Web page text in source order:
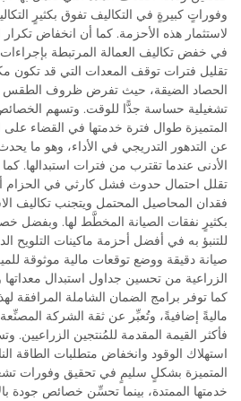
وفوراتٍ كبيرةٍ في التكاليف تفوق بكثيرٍ
لاستثمار هذه الأحزمة. كما أن انخفاض
في خفض تكاليف العمالة المرتبطة
تقليل فترات توقف المعدات التي قد تكون
الحصاد الضيقة، حيث تفرض ظروف الطقس
تشغيلية حساسة جدًّا للوقت. وتسهم الخصائص
المتميزة طوال فترة خدمتها في القضاء على
عن التدهور التدريجي في الأداء، وهو ما
الأدنى عندما تقترب من فترات استبدالها.
تقلل احتمال حدوث فشل كارثي في الحزام
فقدان المحاصيل المحتمل ويتجنب تكاليف
بكثيرٍ نفقات الصيانة المخطَّط لها. وبفضل
للتنبؤ به في أفضل أحزمة ماكينات التلويح
صيانة دقيقة ووضع توقعات مالية موثوقة
الزراعية من تحسين جداول استبدال
كما توفر برامج الضمان الشاملة المرافقة
ماليةً إضافيةً، وتُعبِّر عن ثقة الشركة المصنِّعة
فأكثر القيمة المقدمة للمُنتجين الزراعيين.
استهلاك الوقود وانخفاض متطلبات الطاقة
المتميزة بشكلٍ سليمٍ في تحقيق وفورات
خدمتها الممتدة، بينما تحسِّن خصائص جودة